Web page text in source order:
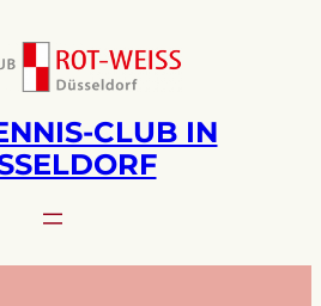
CLUB IN